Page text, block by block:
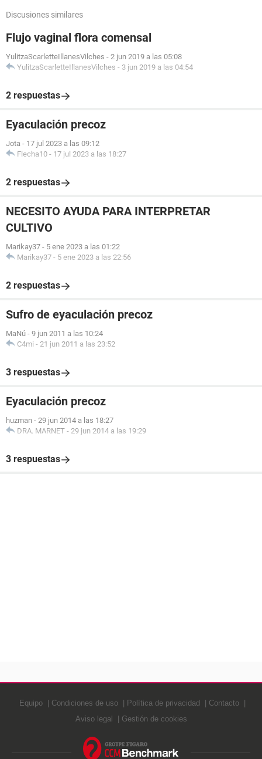
Discusiones similares
Flujo vaginal flora comensal
YulitzaScarletteIllanesVilches - 2 jun 2019 a las 05:08
YulitzaScarletteIllanesVilches - 3 jun 2019 a las 04:54
2 respuestas
Eyaculación precoz
Jota - 17 jul 2023 a las 09:12
Flecha10 - 17 jul 2023 a las 18:27
2 respuestas
NECESITO AYUDA PARA INTERPRETAR
CULTIVO
Marikay37 - 5 ene 2023 a las 01:22
Marikay37 - 5 ene 2023 a las 22:56
2 respuestas
Sufro de eyaculación precoz
MaNú - 9 jun 2011 a las 10:24
C4mi - 21 jun 2011 a las 23:52
3 respuestas
Eyaculación precoz
huzman - 29 jun 2014 a las 18:27
DRA. MARNET - 29 jun 2014 a las 19:29
3 respuestas
Equipo Condiciones de uso Política de privacidad
Contacto
Aviso legal
Gestión de cookies